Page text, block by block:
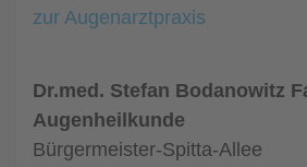
zur Augenarztpraxis
Dr.med. Stefan Bodanowitz
Augenheilkunde
Bürgermeister-Spitta-Allee